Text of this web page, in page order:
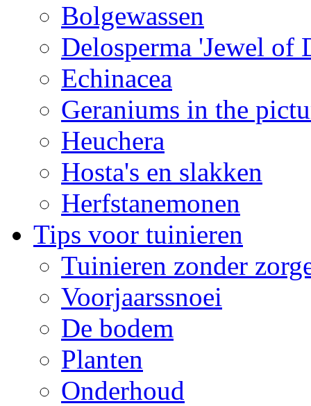
Bolgewassen
Delosperma 'Jewel of
Echinacea
Geraniums in the
Heuchera
Hosta's en slakken
Herfstanemonen
Tips voor tuinieren
Tuinieren zonder
Voorjaarssnoei
De bodem
Planten
Onderhoud